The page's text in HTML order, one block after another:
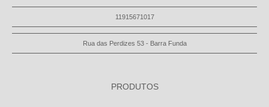
11915671017
Rua das Perdizes 53 - Barra Funda
PRODUTOS